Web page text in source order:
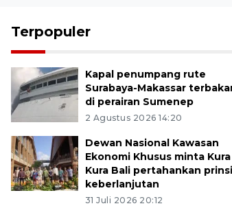
Terpopuler
Kapal penumpang rute
Surabaya-Makassar
di perairan Sumenep
2 Agustus 2026 14:20
Dewan Nasional Kawasan
Ekonomi Khusus minta Kura
Kura Bali pertahankan
keberlanjutan
31 Juli 2026 20:12